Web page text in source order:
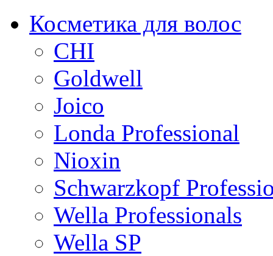
Косметика для волос
CHI
Goldwell
Joico
Londa Professional
Nioxin
Schwarzkopf
Wella Professionals
Wella SP